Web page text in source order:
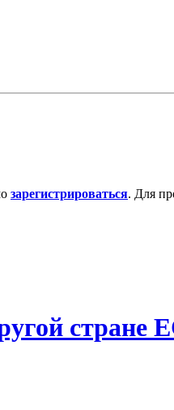
зарегистрироваться. Для
стране